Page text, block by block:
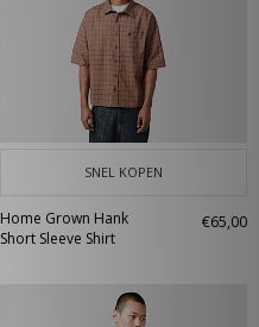
SNEL KOPEN
Home Grown Hank
Short Sleeve Shirt
€65,00